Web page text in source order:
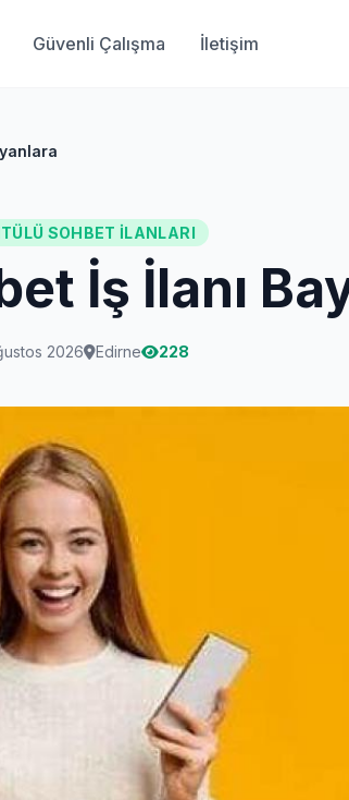
Güvenli Çalışma İletişim
SOHBET İLANLARI
İş İlanı
2026 Edirne 228